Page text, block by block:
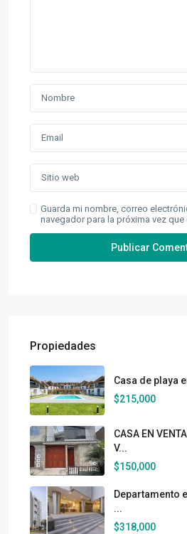
Guarda mi nombre, correo
navegador para la próxima vez que
Propiedades
Casa de playa
$215,000
CASA EN
V...
$150,000
Departamento
...
$318,000